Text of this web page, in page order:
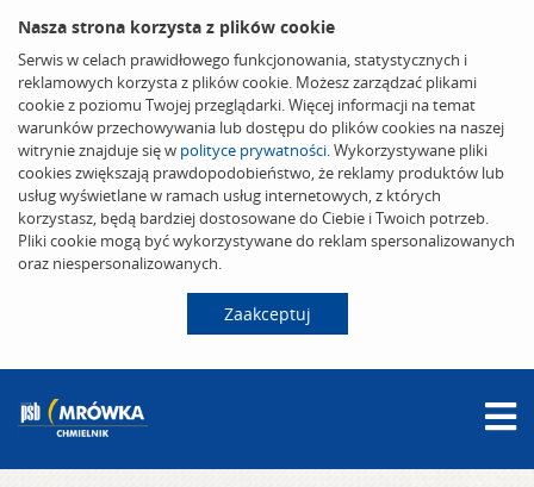
Nasza strona korzysta z plików cookie
Serwis w celach prawidłowego funkcjonowania, statystycznych i
reklamowych korzysta z plików cookie. Możesz zarządzać plikami
cookie z poziomu Twojej przeglądarki. Więcej informacji na temat
warunków przechowywania lub dostępu do plików cookies na naszej
witrynie znajduje się w polityce prywatności. Wykorzystywane pliki
cookies zwiększają prawdopodobieństwo, że reklamy produktów lub
usług wyświetlane w ramach usług internetowych, z których
korzystasz, będą bardziej dostosowane do Ciebie i Twoich potrzeb.
Pliki cookie mogą być wykorzystywane do reklam spersonalizowanych
oraz niespersonalizowanych.
Zaakceptuj